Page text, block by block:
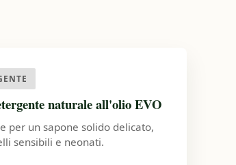
naturale all'olio EVO
per un sapone solido delicato,
sensibili e neonati.